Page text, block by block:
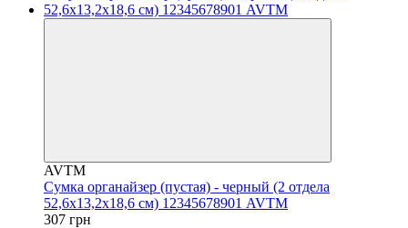
AVTM
Сумка органайзер (пустая) - черный (2 отдела
52,6х13,2х18,6 см) 12345678901 AVTM
307 грн